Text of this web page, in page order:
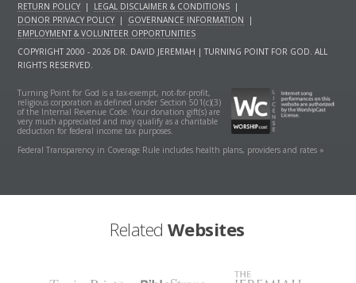
RETURN POLICY | LEGAL DISCLAIMER & CONDITIONS |
DONOR PRIVACY POLICY | GOVERNANCE INFORMATION
|
EMPLOYMENT & VOLUNTEER OPPORTUNITIES
COPYRIGHT 2000 - 2026 DR. DAVID JEREMIAH | TURNING POINT FOR GOD. ALL
RIGHTS RESERVED.
Turning Point for God is a tax-exempt, not-for-profit,
religious corporation as defined under Section 501(c)(3)
of the Internal Revenue Code. Your donation gift(s) are
very much appreciated and may qualify as a charitable
deduction for federal income tax purposes.
Federal Transparency in Coverage Rule includes health plans, providers and rates »
Related Websites